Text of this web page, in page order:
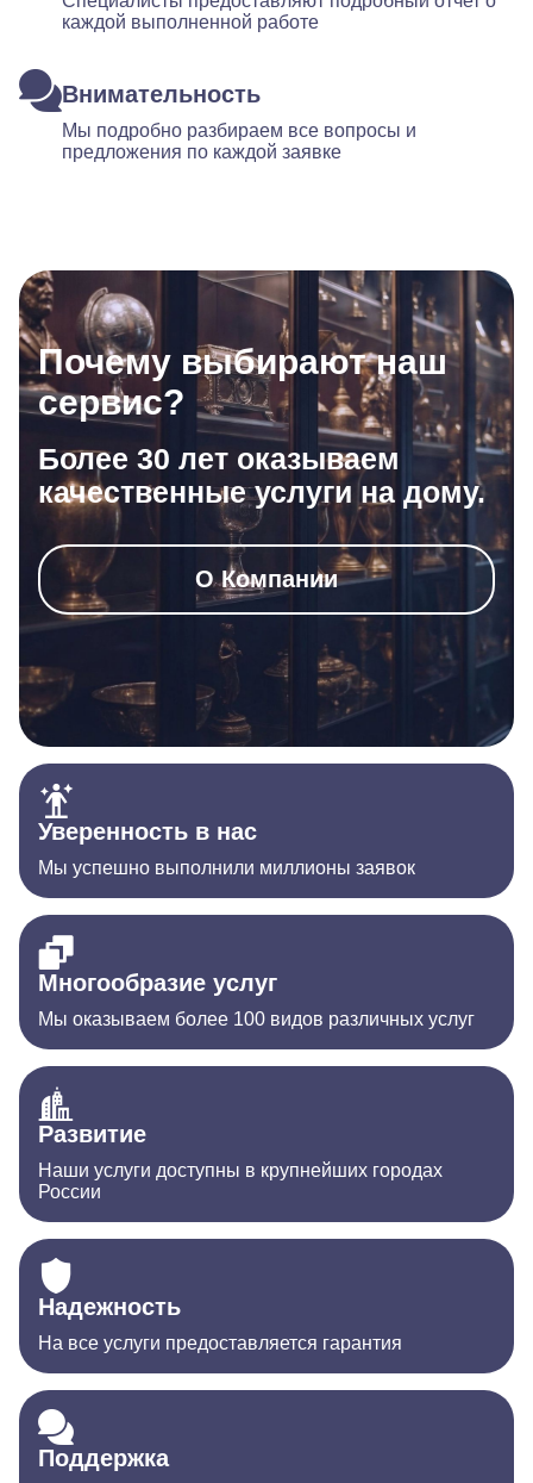
каждой выполненной работе
Внимательность
Мы подробно разбираем все вопросы и
предложения по каждой заявке
Почему выбирают наш
сервис?
Более 30 лет оказываем
качественные услуги на дому.
О Компании
Уверенность в нас
Мы успешно выполнили миллионы заявок
Многообразие услуг
Мы оказываем более 100 видов различных услуг
Развитие
Наши услуги доступны в крупнейших городах
России
Надежность
На все услуги предоставляется гарантия
Поддержка